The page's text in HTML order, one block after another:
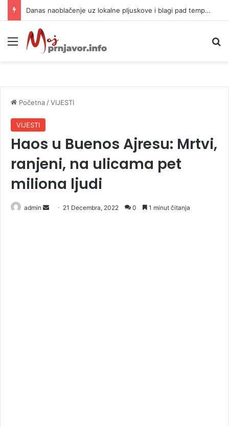
Danas naoblačenje uz lokalne pljuskove i blagi pad temperature
Meni
Početna /VIJESTI
VIJESTI
Haos u Buenos Ajresu: Mrtvi,
ranjeni, na ulicama pet
miliona ljudi
admin 21 Decembra, 2022 0 1 minut čitanja